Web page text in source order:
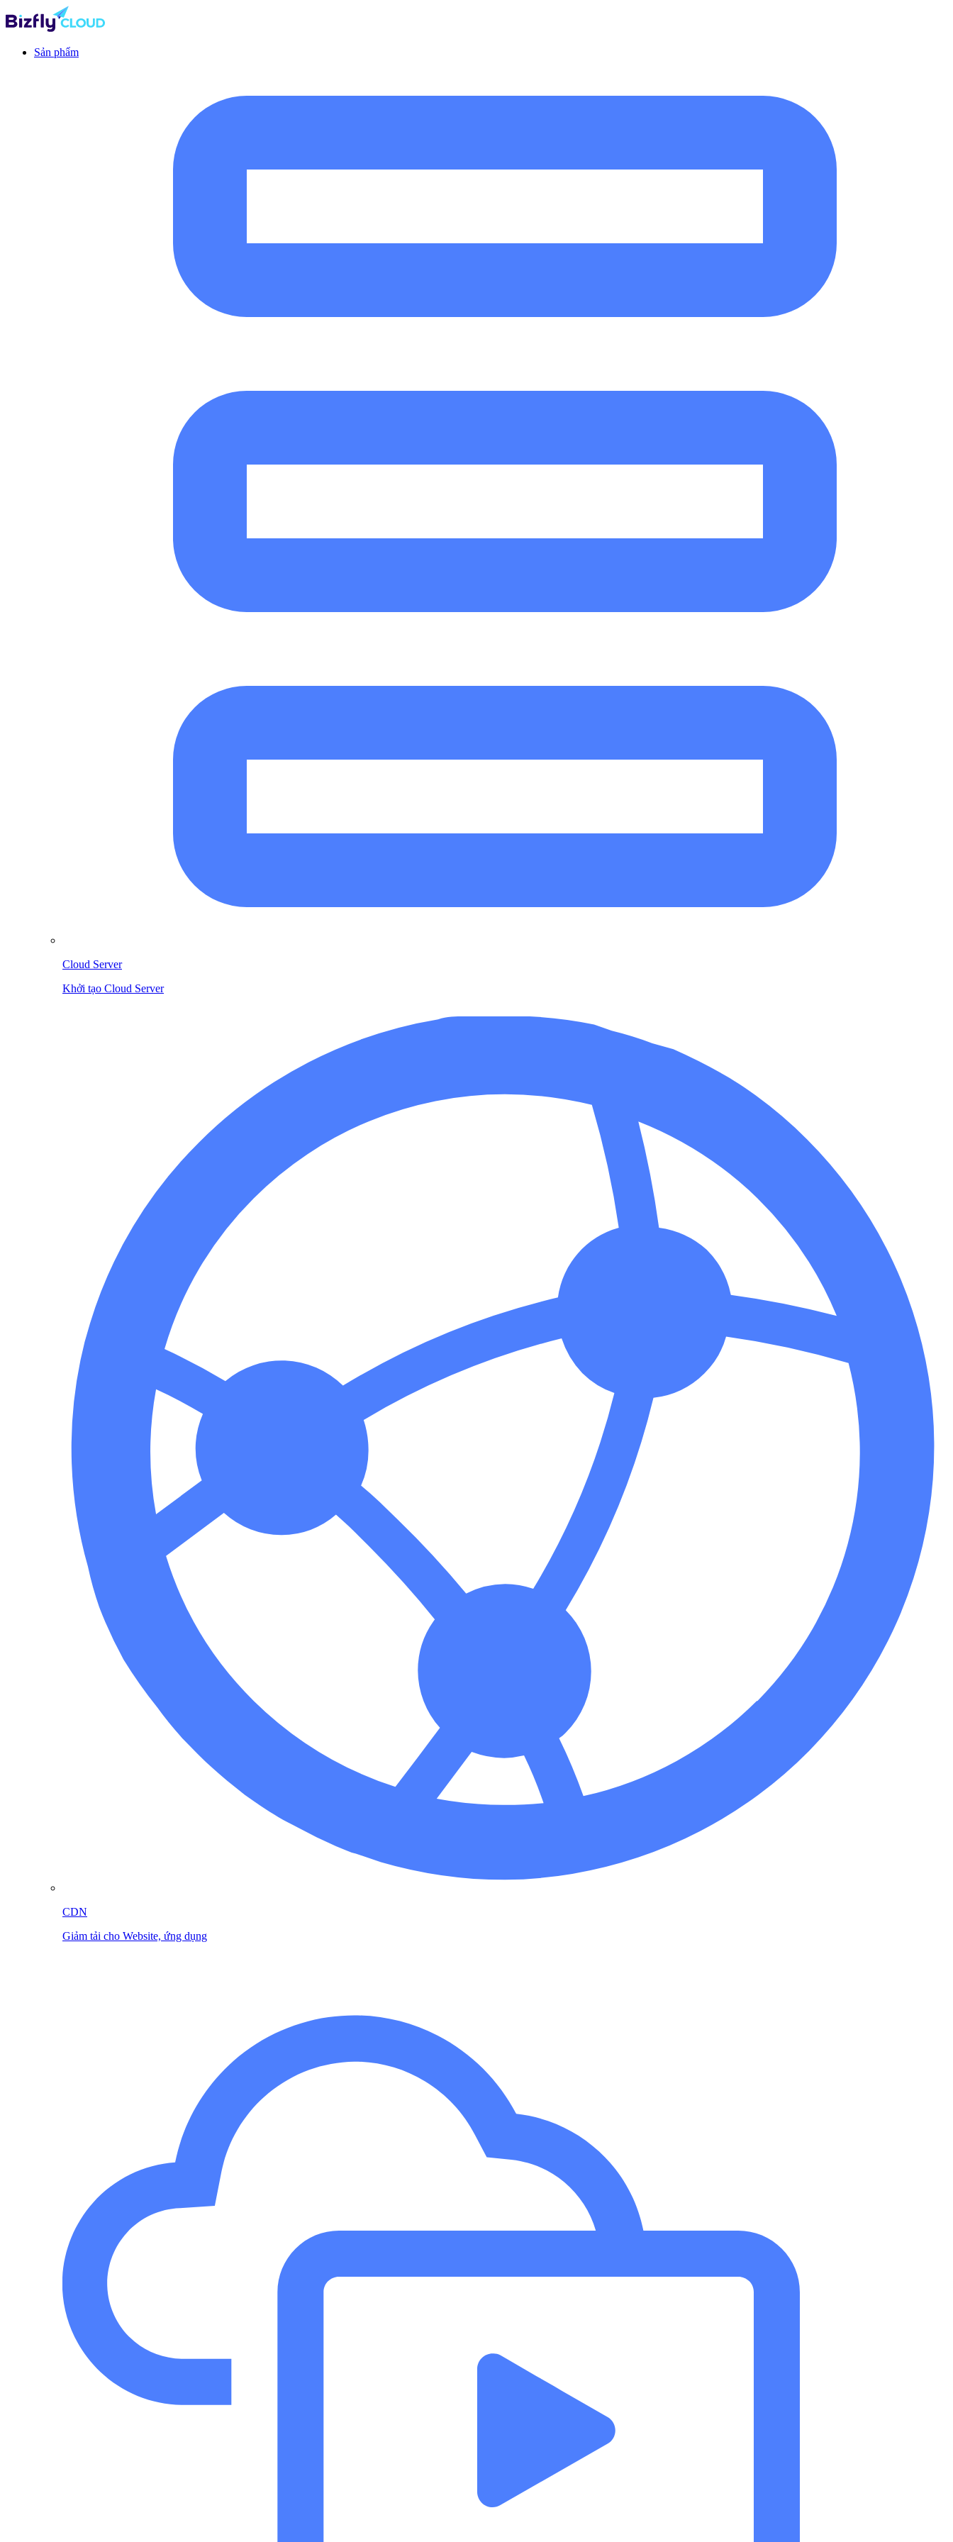
Sản phẩm
Cloud Server
Khởi tạo Cloud Server
CDN
Giảm tải cho Website, ứng dụng